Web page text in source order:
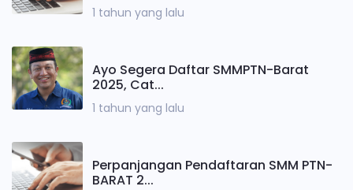
1 tahun yang lalu
Ayo Segera Daftar SMMPTN-Barat
2025, Cat...
1 tahun yang lalu
Perpanjangan Pendaftaran SMM PTN-
BARAT 2...